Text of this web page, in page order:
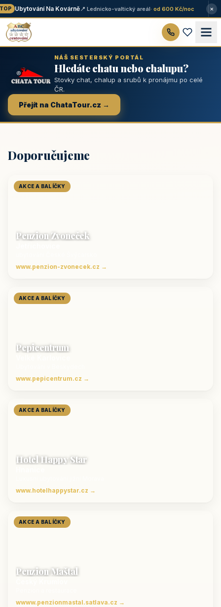
Ubytování Na Kovárně📍 Lednicko-valtický areál· od 600 Kč/noc ×
NÁŠ SESTERSKÝ PORTÁL
Hledáte chatu nebo chalupu?
Stovky chat, chalup a srubů k pronájmu po celé
ČR.
Přejít na ChataTour.cz →
Doporučujeme
AKCE A BALÍČKY
Penzion Zvoneček
www.penzion-zvonecek.cz →
AKCE A BALÍČKY
Pepicentrum
www.pepicentrum.cz →
AKCE A BALÍČKY
Hotel Happy Star
www.hotelhappystar.cz →
AKCE A BALÍČKY
Penzion Maštal
wwww.penzionmastal.satlava.cz →